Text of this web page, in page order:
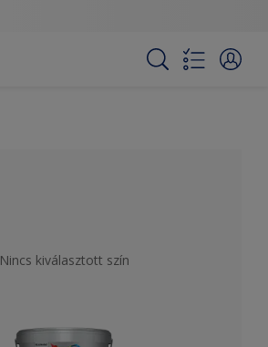
Nincs kiválasztott szín